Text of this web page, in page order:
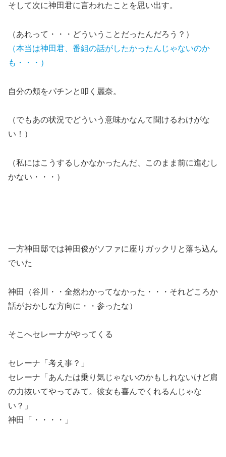
そして次に神田君に言われたことを思い出す。
（あれって・・・どういうことだったんだろう？）
（本当は神田君、番組の話がしたかったんじゃないのか
も・・・）
自分の頬をパチンと叩く麗奈。
（でもあの状況でどういう意味かなんて聞けるわけがな
い！）
（私にはこうするしかなかったんだ、このまま前に進むし
かない・・・）
一方神田邸では神田俊がソファに座りガックリと落ち込ん
でいた
神田
（谷川・・全然わかってなかった・・・それどころか
話がおかしな方向に・・参ったな）
そこへセレーナがやってくる
セレーナ「考え事？」
セレーナ「あんたは乗り気じゃないのかもしれないけど肩
の力抜いてやってみて。彼女も喜んでくれるんじゃな
い？」
神田「・・・・」